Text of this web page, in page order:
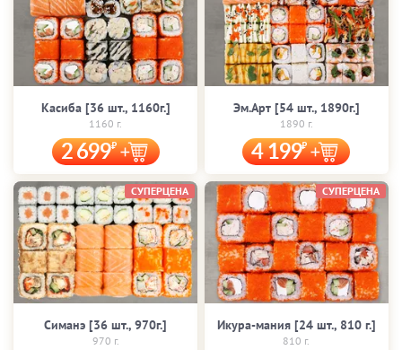
Касиба [36 шт., 1160г.]
1160 г.
2 699
Эм.Арт [54 шт., 1890г.]
1890 г.
4 199
Симанэ [36 шт., 970г.]
970 г.
СУПЕРЦЕНА
Икура-мания [24 шт., 810 г.]
810 г.
СУПЕРЦЕНА